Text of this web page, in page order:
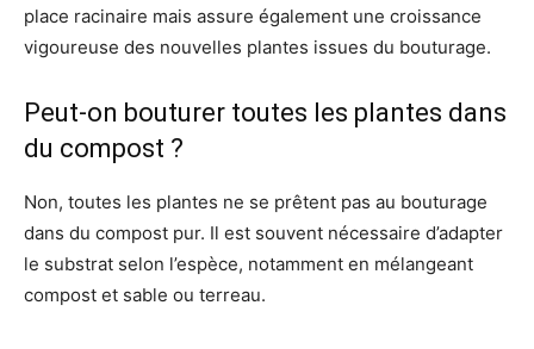
place racinaire mais assure également une croissance
vigoureuse des nouvelles plantes issues du bouturage.
Peut-on bouturer toutes les plantes dans
du compost ?
Non, toutes les plantes ne se prêtent pas au bouturage
dans du compost pur. Il est souvent nécessaire d’adapter
le substrat selon l’espèce, notamment en mélangeant
compost et sable ou terreau.